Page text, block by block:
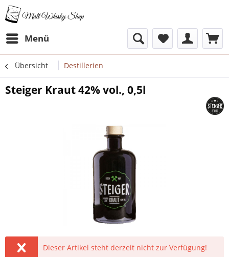
Menü
Übersicht Destillerien
Steiger Kraut 42% vol., 0,5l
Dieser Artikel steht derzeit nicht zur Verfügung!